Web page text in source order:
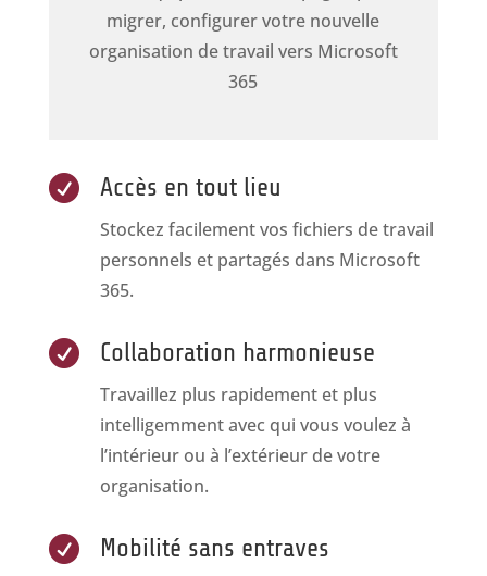
migrer, configurer votre nouvelle
organisation de travail vers Microsoft
365
 Accès en tout lieu
Stockez facilement vos fichiers de travail
personnels et partagés dans Microsoft
365.
 Collaboration harmonieuse
Travaillez plus rapidement et plus
intelligemment avec qui vous voulez à
l’intérieur ou à l’extérieur de votre
organisation.
 Mobilité sans entraves